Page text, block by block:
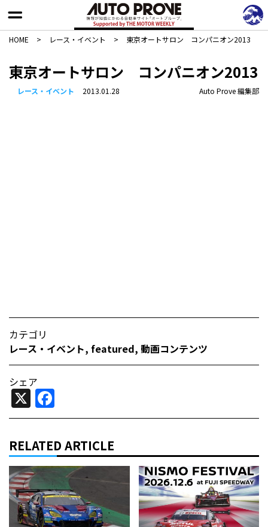
HOME > レース・イベント > 東京オートサロン コンパニオン2013
東京オートサロン コンパニオン2013
レース・イベント 2013.01.28 Auto Prove 編集部
カテゴリ
レース・イベント, featured, 動画コンテンツ
シェア
X
RELATED ARTICLE